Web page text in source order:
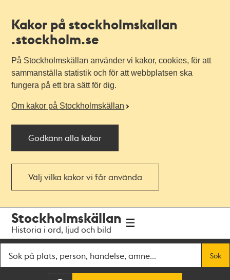
Kakor på stockholmskallan
.stockholm.se
På Stockholmskällan använder vi kakor, cookies, för att
sammanställa statistik och för att webbplatsen ska
fungera på ett bra sätt för dig.
Om kakor på Stockholmskällan
Godkänn alla kakor
Välj vilka kakor vi får använda
navigationen
huvudinnehållet
Stockholmskällan
Historia i ord, ljud och bild
Sök